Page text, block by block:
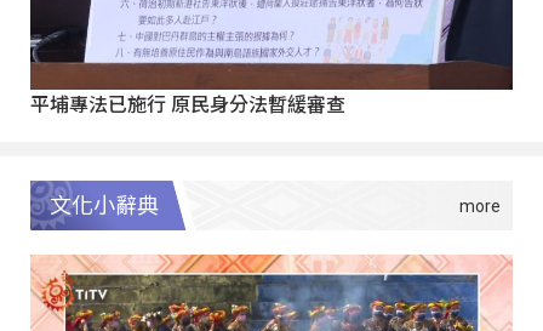
平埔專法已施行 原民身分法暫緩審查
文化小辭典